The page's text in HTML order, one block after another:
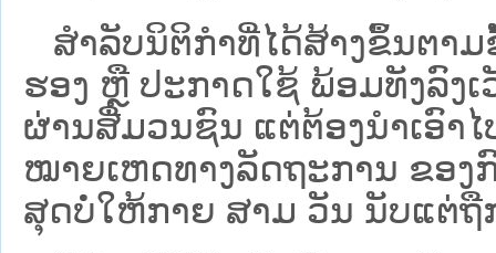
ສໍາລັບນິຕິກໍາທີ່ໄດ້ສ້າງຂຶ້ນຕາ
ຮອງ ຫຼື ປະກາດໃຊ້ ພ້ອມທັງລົງ
ຜ່ານສື່ມວນຊົນ ແຕ່ຕ້ອງນໍາເອົາ
ໝາຍ​ເຫດ​ທາງ​ລັດ​ຖະ​ການ​ ຂອ
ສຸດບໍ່ໃຫ້ກາຍ ສາມ ວັນ ນັບແຕ່ຖື